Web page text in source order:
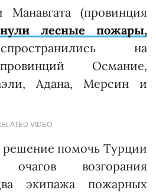
(провинция
лесные пожары,
на
Османие,
Адана, Мерсин и
VIDEO
решение помочь Турции
возгорания
экипажа пожарных